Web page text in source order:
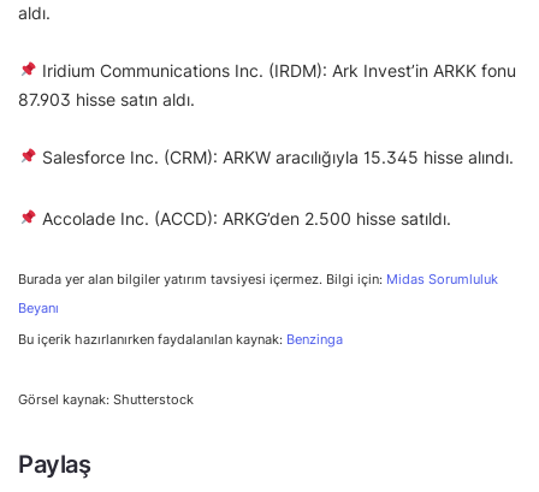
aldı.
Iridium Communications Inc. (IRDM): Ark Invest’in ARKK fonu
87.903 hisse satın aldı.
Salesforce Inc. (CRM): ARKW aracılığıyla 15.345 hisse alındı.
Accolade Inc. (ACCD): ARKG’den 2.500 hisse satıldı.
Burada yer alan bilgiler yatırım tavsiyesi içermez. Bilgi için: Midas Sorumluluk
Beyanı
Bu içerik hazırlanırken faydalanılan kaynak: Benzinga
Görsel kaynak: Shutterstock
Paylaş